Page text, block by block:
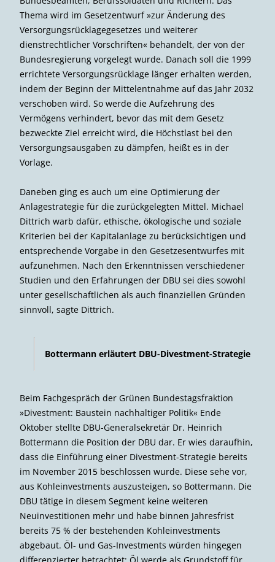
Die Teilnehmerinnen und Teilnehmer der Podiums­diskussion
diskutierten unter anderem die Notwendigkeit eines
Transformationsplans.
© Deutsche Bundesstiftung Umwelt
Die „Sustainable Development Goals“ im Überblick
DBU-Finanzchef im Innenausschuss
DBU-Finanz- und Personalchef Michael Dittrich war Mitte
Oktober als Sachverständiger zu einer Anhörung im
Innenausschuss des Deutschen Bundestages
eingeladen. Es ging um die Altersversorgung von
Bundesbeamten, Berufssoldaten und Richtern. Das
Thema wird im Gesetzentwurf »zur Änderung des
Versorgungsrücklagegesetzes und weiterer
dienstrechtlicher Vorschriften« behandelt, der von der
Bundesregierung vorgelegt wurde. Danach soll die 1999